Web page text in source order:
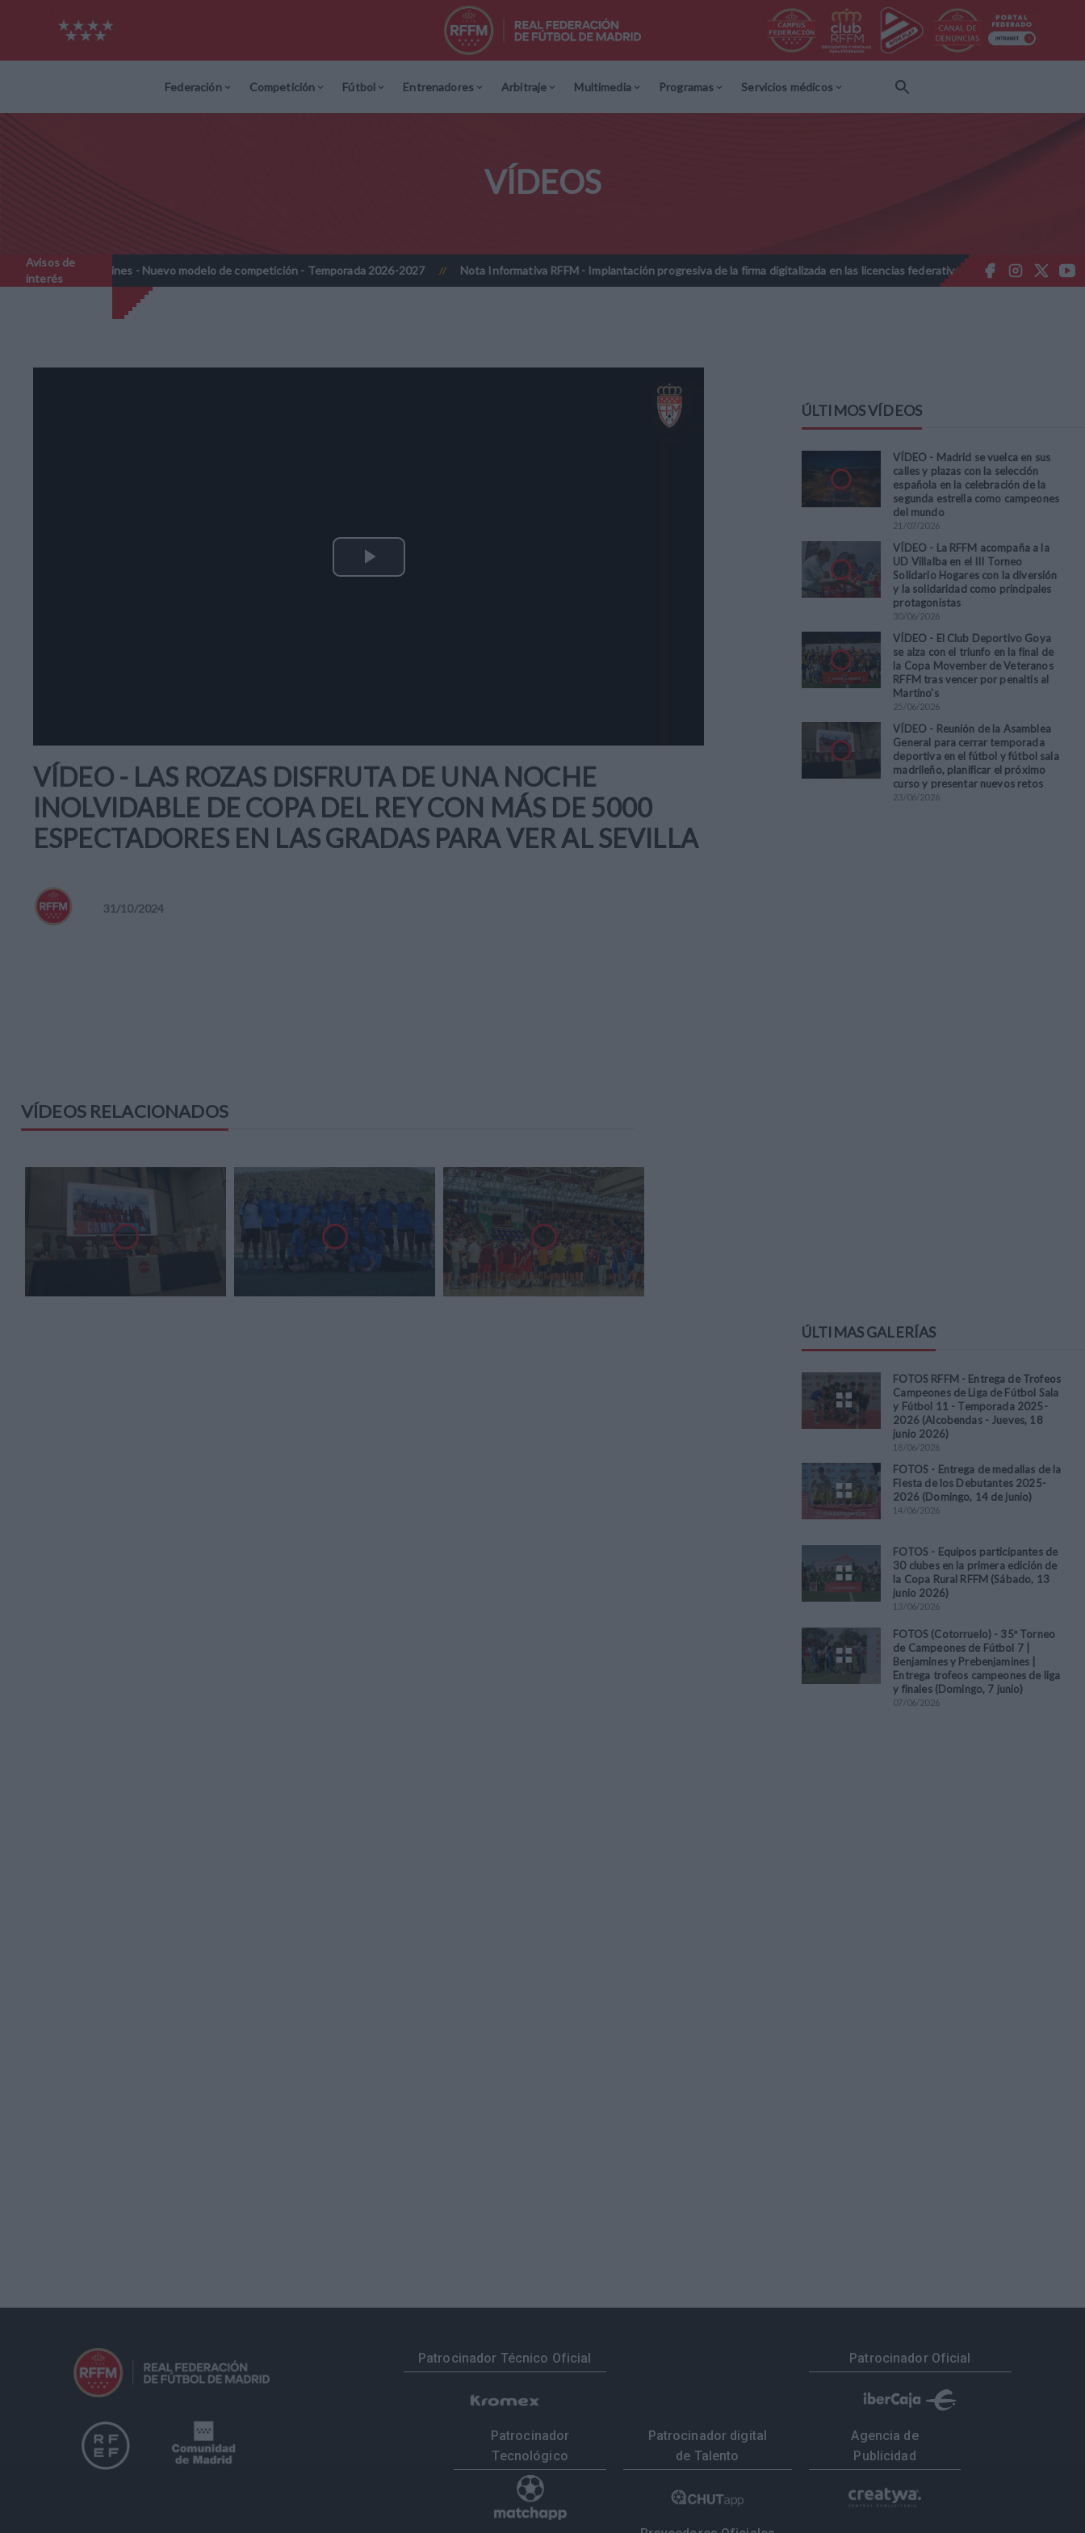
Federación Competición Fútbol Entrenadores Arbitraje Multimedia Programas Servicios médicos
VÍDEOS
Avisos de
interés
- Nuevo modelo de competición - Temporada 2026-2027 // Nota Informativa RFFM - Implantación progresiva de la firma digitalizada en las licencias federativas - Temporada 2026-2027
Play
VÍDEO - LAS ROZAS DISFRUTA DE UNA NOCHE
INOLVIDABLE DE COPA DEL REY CON MÁS DE 5000
ESPECTADORES EN LAS GRADAS PARA VER AL SEVILLA
31/10/2024
VÍDEOS RELACIONADOS
ÚLTIMOS VÍDEOS
VÍDEO - Madrid se vuelca en sus
calles y plazas con la selección
española en la celebración de la
segunda estrella como campeones
del mundo
21 /07/2026
VÍDEO - La RFFM acompaña a la
UD Villalba en el III Torneo
Solidario Hogares con la diversión
y la solidaridad como principales
protagonistas
30/06/2026
VÍDEO - El Club Deportivo Goya
se alza con el triunfo en la final de
la Copa Movember de Veteranos
RFFM tras vencer por penaltis al
Martino's
25/06/2026
VÍDEO - Reunión de la Asamblea
General para cerrar temporada
deportiva en el fútbol y fútbol sala
madrileño, planificar el próximo
curso y presentar nuevos retos
23/06/2026
ÚLTIMAS GALERÍAS
FOTOS RFFM - Entrega de Trofeos
Campeones de Liga de Fútbol Sala
y Fútbol 11 - Temporada 2025-
2026 (Alcobendas - Jueves, 18
junio 2026)
18/06/2026
FOTOS - Entrega de medallas de la
Fiesta de los Debutantes 2025-
2026 (Domingo, 14 de junio)
14/06/2026
FOTOS - Equipos participantes de
30 clubes en la primera edición de
la Copa Rural RFFM (Sábado, 13
junio 2026)
13/06/2026
FOTOS (Cotorruelo) - 35º Torneo
de Campeones de Fútbol 7 |
Benjamines y Prebenjamines |
Entrega trofeos campeones de liga
y finales (Domingo, 7 junio)
07/06/2026
Patrocinador Técnico Oficial Patrocinador Oficial
Patrocinador
Tecnológico
Patrocinador digital
de Talento
Agencia de
Publicidad